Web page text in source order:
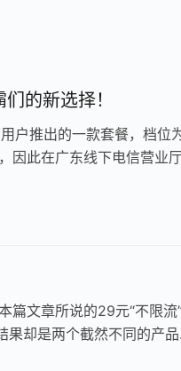
的新选择！
户推出的一款套餐，档位
因此在广东线下电信营业
篇文章所说的29元“不限流
果却是两个截然不同的产